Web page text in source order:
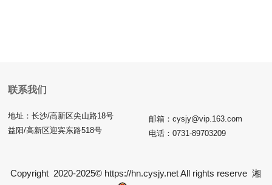
联系我们
地址：长沙/高新区尖山路18号
益阳/高新区迎宾东路518号
邮箱：cysjy@vip.163.com
电话：0731-89703209
Copyright 2020-2025© https://hn.cysjy.net All rights reserve湘